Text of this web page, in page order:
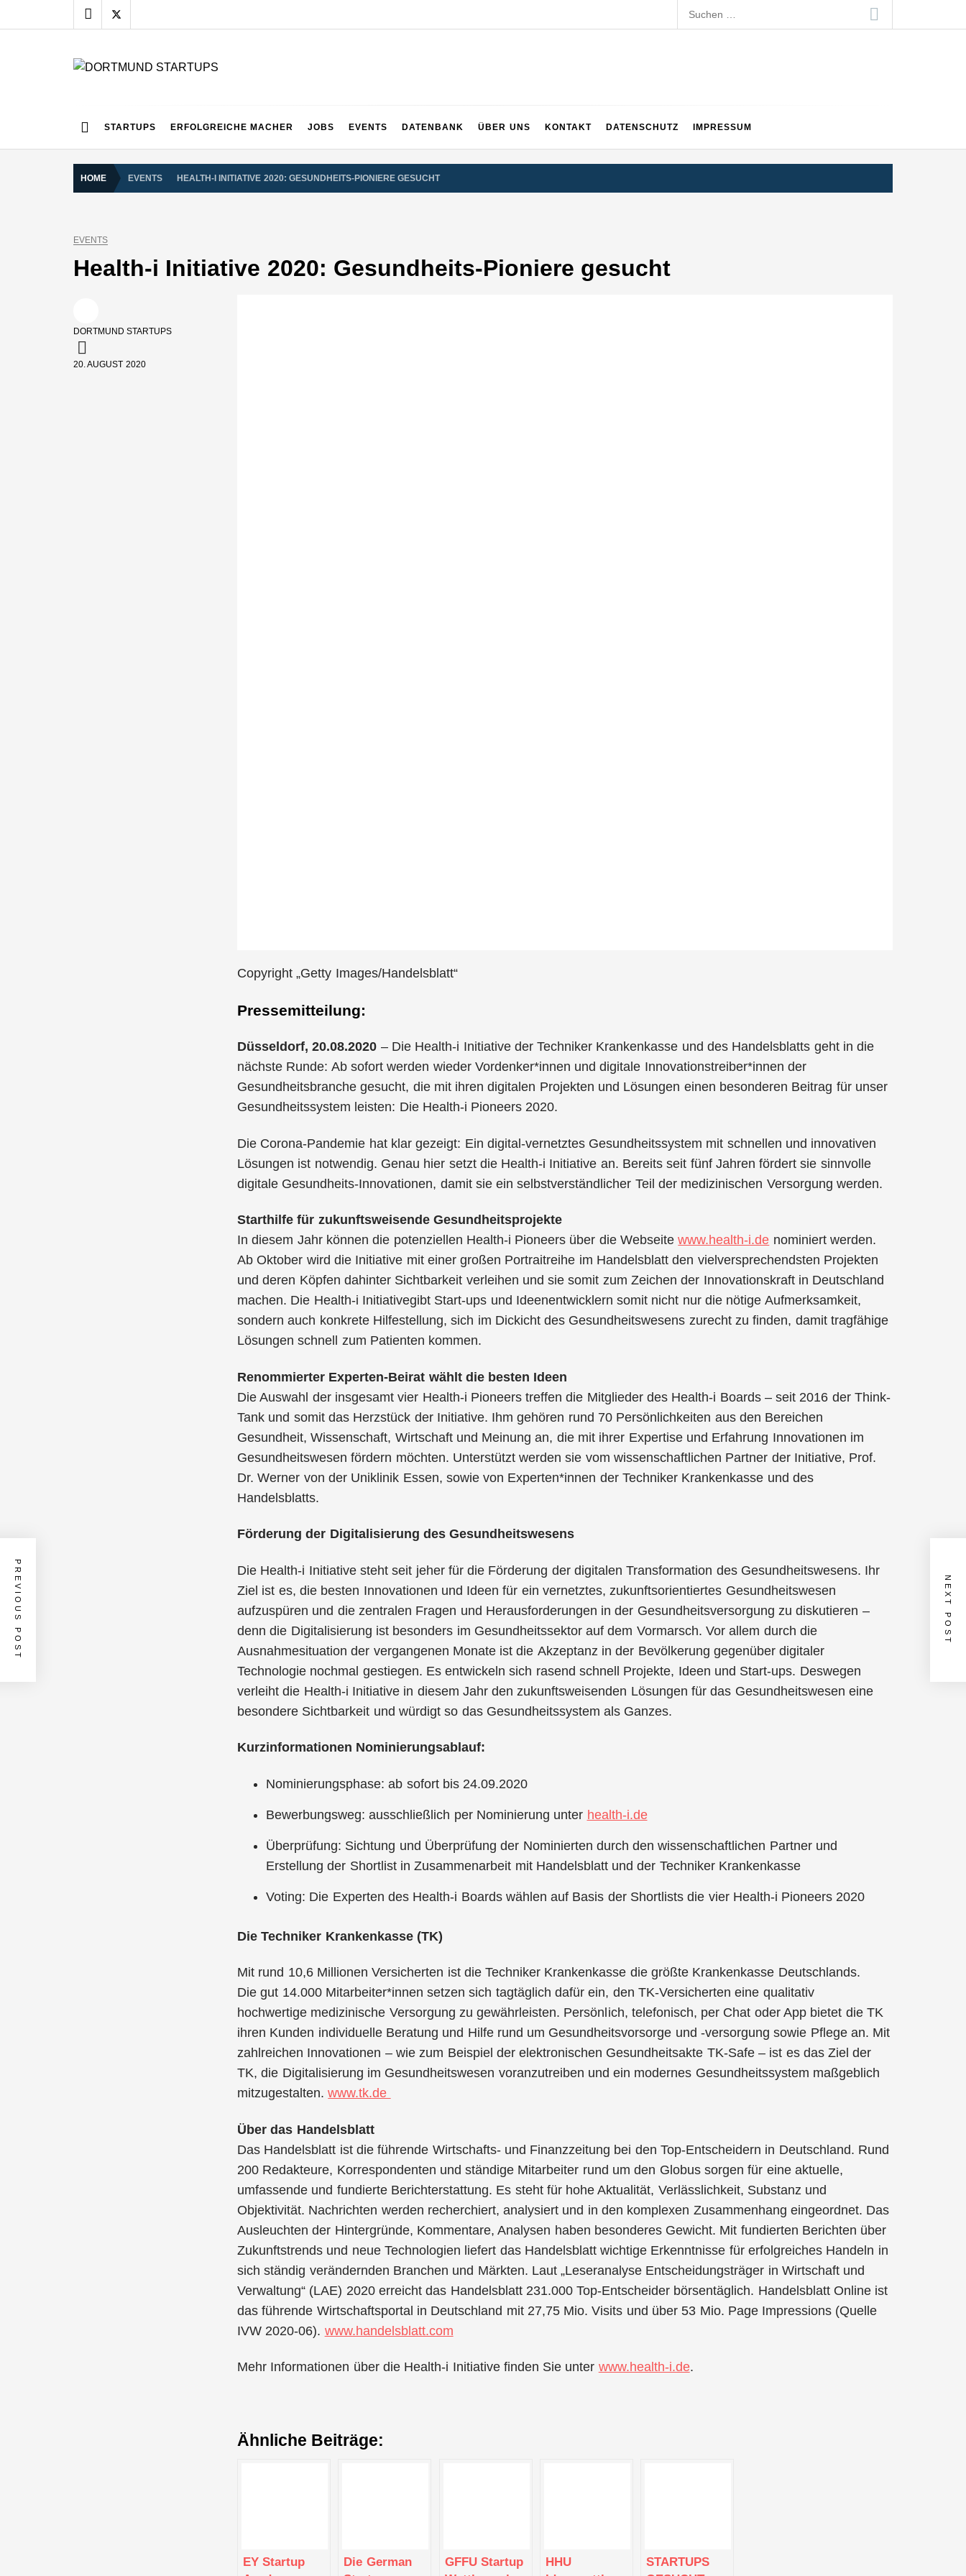
to
Suchen
nach:
STARTUPS ERFOLGREICHE MACHER JOBS EVENTS DATENBANK ÜBER UNS KONTAKT DATENSCHUTZ IMPRESSUM
HOME EVENTS HEALTH-I INITIATIVE 2020: GESUNDHEITS-PIONIERE GESUCHT
EVENTS
Health-i Initiative 2020: Gesundheits-Pioniere gesucht
DORTMUND STARTUPS
20. AUGUST 2020
Copyright „Getty Images/Handelsblatt“
Pressemitteilung:
Düsseldorf, 20.08.2020 – Die Health-i Initiative der Techniker Krankenkasse und des Handelsblatts geht in die
nächste Runde: Ab sofort werden wieder Vordenker*innen und digitale Innovationstreiber*innen der
Gesundheitsbranche gesucht, die mit ihren digitalen Projekten und Lösungen einen besonderen Beitrag für unser
Gesundheitssystem leisten: Die Health-i Pioneers 2020.
Die Corona-Pandemie hat klar gezeigt: Ein digital-vernetztes Gesundheitssystem mit schnellen und innovativen
Lösungen ist notwendig. Genau hier setzt die Health-i Initiative an. Bereits seit fünf Jahren fördert sie sinnvolle
digitale Gesundheits-Innovationen, damit sie ein selbstverständlicher Teil der medizinischen Versorgung werden.
Starthilfe für zukunftsweisende Gesundheitsprojekte
In diesem Jahr können die potenziellen Health-i Pioneers über die Webseitewww.health-i.de nominiert werden.
Ab Oktober wird die Initiative mit einer großen Portraitreihe im Handelsblatt den vielversprechendsten Projekten
und deren Köpfen dahinter Sichtbarkeit verleihen und sie somit zum Zeichen der Innovationskraft in Deutschland
machen. Die Health-i Initiativegibt Start-ups und Ideenentwicklern somit nicht nur die nötige Aufmerksamkeit,
sondern auch konkrete Hilfestellung, sich im Dickicht des Gesundheitswesens zurecht zu finden, damit tragfähige
Lösungen schnell zum Patienten kommen.
Renommierter Experten-Beirat wählt die besten Ideen
Die Auswahl der insgesamt vier Health-i Pioneers treffen die Mitglieder des Health-i Boards – seit 2016 der Think-
Tank und somit das Herzstück der Initiative. Ihm gehören rund 70 Persönlichkeiten aus den Bereichen
Gesundheit, Wissenschaft, Wirtschaft und Meinung an, die mit ihrer Expertise und Erfahrung Innovationen im
Gesundheitswesen fördern möchten. Unterstützt werden sie vom wissenschaftlichen Partner der Initiative, Prof.
Dr. Werner von der Uniklinik Essen, sowie von Experten*innen der Techniker Krankenkasse und des
Handelsblatts.
Förderung der Digitalisierung des Gesundheitswesens
Die Health-i Initiative steht seit jeher für die Förderung der digitalen Transformation des Gesundheitswesens. Ihr
Ziel ist es, die besten Innovationen und Ideen für ein vernetztes, zukunftsorientiertes Gesundheitswesen
aufzuspüren und die zentralen Fragen und Herausforderungen in der Gesundheitsversorgung zu diskutieren –
denn die Digitalisierung ist besonders im Gesundheitssektor auf dem Vormarsch. Vor allem durch die
Ausnahmesituation der vergangenen Monate ist die Akzeptanz in der Bevölkerung gegenüber digitaler
Technologie nochmal gestiegen. Es entwickeln sich rasend schnell Projekte, Ideen und Start-ups. Deswegen
verleiht die Health-i Initiative in diesem Jahr den zukunftsweisenden Lösungen für das Gesundheitswesen eine
besondere Sichtbarkeit und würdigt so das Gesundheitssystem als Ganzes.
Kurzinformationen Nominierungsablauf:
Nominierungsphase: ab sofort bis 24.09.2020
Bewerbungsweg: ausschließlich per Nominierung unter health-i.de
Überprüfung: Sichtung und Überprüfung der Nominierten durch den wissenschaftlichen Partner und
Erstellung der Shortlist in Zusammenarbeit mit Handelsblatt und der Techniker Krankenkasse
Voting: Die Experten des Health-i Boards wählen auf Basis der Shortlists die vier Health-i Pioneers 2020
Die Techniker Krankenkasse (TK)
Mit rund 10,6 Millionen Versicherten ist die Techniker Krankenkasse die größte Krankenkasse Deutschlands.
Die gut 14.000 Mitarbeiter*innen setzen sich tagtäglich dafür ein, den TK-Versicherten eine qualitativ
hochwertige medizinische Versorgung zu gewährleisten. Persönlich, telefonisch, per Chat oder App bietet die TK
ihren Kunden individuelle Beratung und Hilfe rund um Gesundheitsvorsorge und -versorgung sowie Pflege an. Mit
zahlreichen Innovationen – wie zum Beispiel der elektronischen Gesundheitsakte TK-Safe – ist es das Ziel der
TK, die Digitalisierung im Gesundheitswesen voranzutreiben und ein modernes Gesundheitssystem maßgeblich
mitzugestalten.www.tk.de
Über das Handelsblatt
Das Handelsblatt ist die führende Wirtschafts- und Finanzzeitung bei den Top-Entscheidern in Deutschland. Rund
200 Redakteure, Korrespondenten und ständige Mitarbeiter rund um den Globus sorgen für eine aktuelle,
umfassende und fundierte Berichterstattung. Es steht für hohe Aktualität, Verlässlichkeit, Substanz und
Objektivität. Nachrichten werden recherchiert, analysiert und in den komplexen Zusammenhang eingeordnet. Das
Ausleuchten der Hintergründe, Kommentare, Analysen haben besonderes Gewicht. Mit fundierten Berichten über
Zukunftstrends und neue Technologien liefert das Handelsblatt wichtige Erkenntnisse für erfolgreiches Handeln in
sich ständig verändernden Branchen und Märkten. Laut „Leseranalyse Entscheidungsträger in Wirtschaft und
Verwaltung“ (LAE) 2020 erreicht das Handelsblatt 231.000 Top-Entscheider börsentäglich. Handelsblatt Online ist
das führende Wirtschaftsportal in Deutschland mit 27,75 Mio. Visits und über 53 Mio. Page Impressions (Quelle
IVW 2020-06). www.handelsblatt.com
Mehr Informationen über die Health-i Initiative finden Sie unter www.health-i.de.
Ähnliche Beiträge:
EY Startup
Die German
GFFU Startup
HHU
STARTUPS
PREVIOUS POST NEXT POST